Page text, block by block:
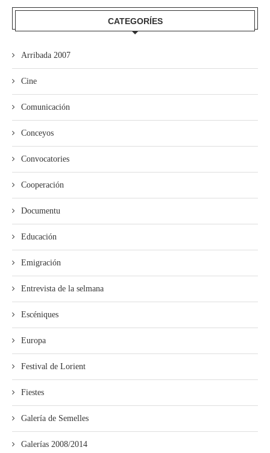
CATEGORÍES
Arribada 2007
Cine
Comunicación
Conceyos
Convocatories
Cooperación
Documentu
Educación
Emigración
Entrevista de la selmana
Escéniques
Europa
Festival de Lorient
Fiestes
Galería de Semelles
Galerías 2008/2014